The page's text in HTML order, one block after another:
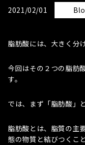
2021/02/01
脂肪酸には、大きく分
今回はその２つの脂肪
す。
では、まず「脂肪酸」
脂肪酸とは、脂質の主
態の物質と結びつくこ